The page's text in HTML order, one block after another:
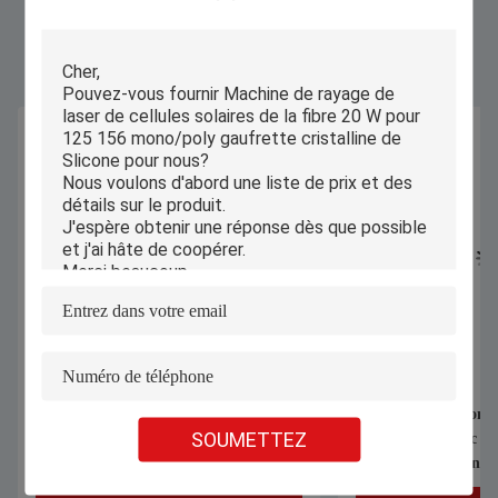
SOUMETTEZ
découpeuse de gaufrette de silicium de
laser de la fibre 50W pour le
polycristallin photovoltaïque solaire
Machine
laser de fibre avec
solaire clé en main